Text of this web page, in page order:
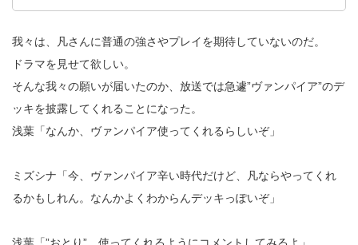
我々は、凡さんに普通の強さやプレイを期待していないのだ。
ドラマを見せて欲しい。
そんな我々の願いが届いたのか、放送では急遽”ヴァンパイア”のデ
ッキを披露してくれることになった。
浅葉「なんか、ヴァンパイア使ってくれるらしいぞ」
ミズシナ「今、ヴァンパイア辛い時代だけど、凡ならやってくれ
るかもしれん。なんかよくわからんデッキっぽいぞ」